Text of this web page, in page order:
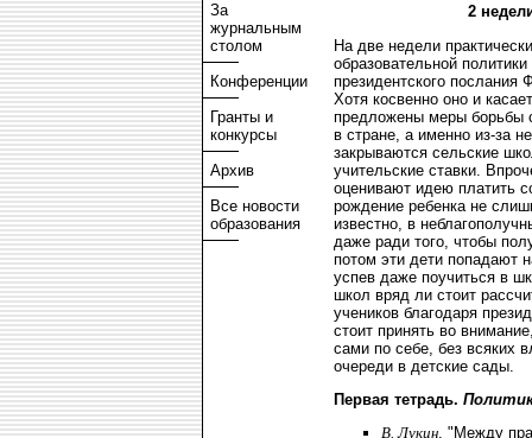
За
журнальным
столом
Конференции
Гранты и
конкурсы
Архив
Все новости
образования
2
На две недели
образовательной
президентского
Хотя косвенно оно и
предложены меры борьбы
в стране, а именно из-за
закрываются сельские
учительские ставки.
оценивают идею платить
рождение ребенка не
известно, в
даже ради того, чтобы
потом эти дети попадают
успев даже поучиться в
школ вряд ли стоит
учеников благодаря
стоит принять во
сами по себе, без всяких
очереди в детские сады.
Первая тетрадь.
В. Лукин. "Между